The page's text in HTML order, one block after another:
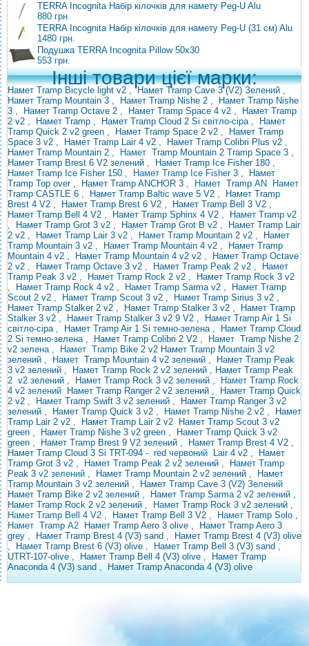
TERRA Incognita Набір кілочків для намету Peg-U Alu
880 грн.
TERRA Incognita Набір кілочків для намету Peg-U (31 см) Alu
1480 грн.
Подушка TERRA Incognita Pillow 50x30
553 грн.
Інші товари цієї марки:
Намет Tramp Bicycle light v2 ,Намет Tramp Cave 3 (V2) Зелений ,
Намет Tramp Mountain 3 , Намет Tramp Nishe 2 ,
Намет Tramp Nishe
3 , Намет Tramp Octave 2 , Намет Tramp Space 4 v2 ,
Намет Tramp
2 v2 , Намет Tramp , Намет Tramp Cloud 2 Si світло-сіра ,
Намет
Tramp Quick 2 v2 green , Намет Tramp Space 2 v2 ,
Намет Tramp
Space 3 v2 , Намет Tramp Lair 4 v2 , Намет Tramp Colibri Plus v2 ,
Намет Tramp Mountain 2 , Намет Tramp Mountain 2 Tramp Space 3 ,
Намет Tramp Brest 6 V2 зелений , Намет Tramp Ice Fisher 180 ,
Намет Tramp Ice Fisher 150 , Намет Tramp Ice Fisher 3 ,
Намет
Tramp Top over , Намет Tramp ANCHOR 3 , Намет Tramp AN
Намет
Tramp CASTLE 6 , Намет Tramp Baltic wave 5 V2 ,
Намет Tramp
Brest 4 V2 , Намет Tramp Brest 6 V2 , Намет Tramp Bell 3 V2 ,
Намет Tramp Bell 4 V2 , Намет Tramp Sphinx 4 V2 ,
Намет Tramp v2
,
Намет Tramp Grot 3 v2 , Намет Tramp Grot B v2 ,
Намет Tramp Lair
2 v2 , Намет Tramp Lair 3 v2 , Намет Tramp Mountain 2 v2 ,
Намет
Tramp Mountain 3 v2 , Намет Tramp Mountain 4 v2 ,
Намет Tramp
Mountain 4 v2 , Намет Tramp Mountain 4 v2 v2 ,
Намет Tramp Octave
2 v2 , Намет Tramp Octave 3 v2 , Намет Tramp Peak 2 v2 ,
Намет
Tramp Peak 3 v2 , Намет Tramp Rock 2 v2 ,
Намет Tramp Rock 3 v2
,
Намет Tramp Rock 4 v2 , Намет Tramp Sarma v2 ,
Намет Tramp
Scout 2 v2 , Намет Tramp Scout 3 v2 , Намет Tramp Sirius 3 v2 ,
Намет Tramp Stalker 2 v2 , Намет Tramp Stalker 3 v2 ,
Намет Tramp
Stalker 3 v2 , Намет Tramp Stalker 3 v2 9 V2 ,
Намет Tramp Air 1 Si
світло-сіра , Намет Tramp Air 1 Si темно-зелена ,
Намет Tramp Cloud
2 Si темно-зелена , Намет Tramp Colibri 2 V2 , Намет Tramp Nishe 2
v2 зелена , Намет Tramp Bike 2 v2 Намет Tramp Mountain 3 v2
зелений , Намет Tramp Mountain 4 v2 зелений ,
Намет Tramp Peak
3 v2 зелений , Намет Tramp Rock 2 v2 зелений , Намет Tramp Peak
2 v2 зелений , Намет Tramp Rock 3 v2 зелений , Намет Tramp Rock
4 v2 зелений Намет Tramp Ranger 2 v2 зелений ,
Намет Tramp Quick
2 v2 , Намет Tramp Swift 3 v2 зелений ,
Намет Tramp Ranger 3 v2
зелений , Намет Tramp Quick 3 v2 , Намет Tramp Nishe 2 v2 ,
Намет
Tramp Lair 2 v2 , Намет Tramp Lair 2 v2
Намет Tramp Scout 3 v2
green , Намет Tramp Nishe 3 v2 green ,
Намет Tramp Quick 3 v2
green , Намет Tramp Brest 9 V2 зелений , Намет Tramp Brest 4 V2 ,
Намет Tramp Cloud 3 Si TRT-094 - red червоний Lair 4 v2 ,
Намет
Tramp Grot 3 v2 , Намет Tramp Peak 2 v2 зелений ,
Намет Tramp
Peak 3 v2 зелений , Намет Tramp Mountain 2 v2 зелений ,
Намет
Tramp Mountain 3 v2 зелений , Намет Tramp Cave 3 (V2) Зелений
Намет Tramp Bike 2 v2 зелений , Намет Tramp Sarma 2 v2 зелений ,
Намет Tramp Rock 2 v2 зелений , Намет Tramp Rock 3 v2 зелений ,
Намет Tramp Bell 4 V2 , Намет Tramp Bell 3 V2 , Намет Tramp Solo ,
Намет Tramp A2 Намет Tramp Aero 3 olive ,
Намет Tramp Aero 3
grey , Намет Tramp Brest 4 (V3) sand ,
Намет Tramp Brest 4 (V3) olive
,
Намет Tramp Brest 6 (V3) olive , Намет Tramp Bell 3 (V3) sand ,
UTRT-107-olive , Намет Tramp Bell 4 (V3) olive ,
Намет Tramp
Anaconda 4 (V3) sand , Намет Tramp Anaconda 4 (V3) olive